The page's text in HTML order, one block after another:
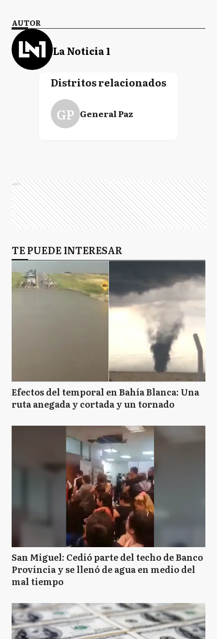
AUTOR
La Noticia 1
Distritos relacionados
GP General Paz
Ads
TE PUEDE INTERESAR
Efectos del temporal en Bahía Blanca: Una
ruta anegada y cortada y un tornado
San Miguel: Cedió parte del techo de Banco
Provincia y se llenó de agua en medio del
mal tiempo